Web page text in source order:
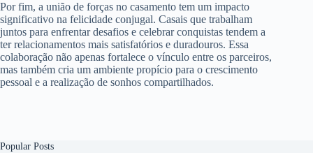
Por fim, a união de forças no casamento tem um impacto
significativo na felicidade conjugal. Casais que trabalham
juntos para enfrentar desafios e celebrar conquistas tendem a
ter relacionamentos mais satisfatórios e duradouros. Essa
colaboração não apenas fortalece o vínculo entre os parceiros,
mas também cria um ambiente propício para o crescimento
pessoal e a realização de sonhos compartilhados.
Popular Posts